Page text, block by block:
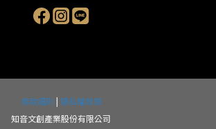
條款細則 | 隱私權政策
知音文創產業股份有限公司